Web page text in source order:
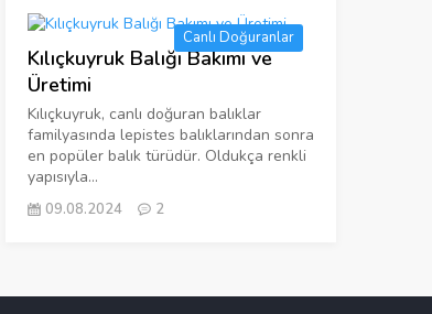
Canlı Doğuranlar
Kılıçkuyruk Balığı Bakımı ve
Üretimi
Kılıçkuyruk, canlı doğuran balıklar
familyasında lepistes balıklarından sonra
en popüler balık türüdür. Oldukça renkli
yapısıyla...
09.08.2024 2